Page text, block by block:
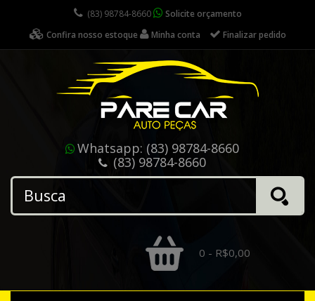
(83) 98784-8660
Solicite orçamento
Confira nosso estoque
Minha conta Finalizar pedido
Whatsapp: (83) 98784-8660
(83) 98784-8660
0 - R$0,00